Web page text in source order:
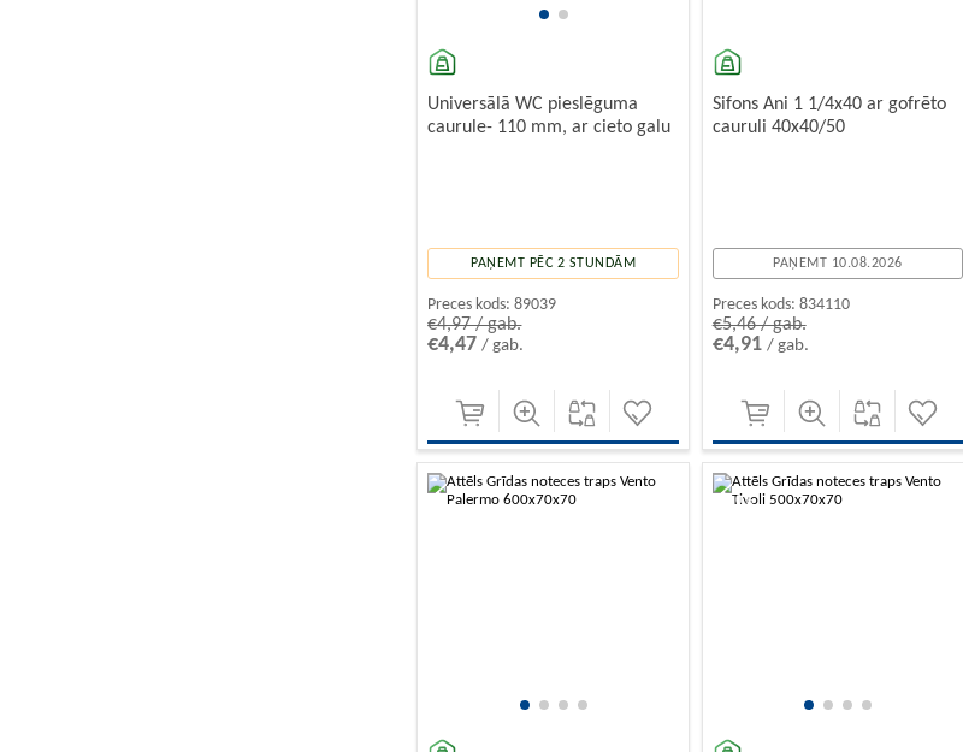
Universālā WC pieslēguma
caurule- 110 mm, ar cieto galu
PAŅEMT PĒC 2 STUNDĀM
Preces kods: 89039
€4,97 / gab.
€4,47/ gab.
Sifons Ani 1 1/4x40 ar gofrēto
cauruli 40x40/50
PAŅEMT 10.08.2026
Preces kods: 834110
€5,46 / gab.
€4,91 / gab.
-10%